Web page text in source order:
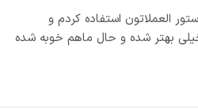
العملاتون استفاده کردم و
بهتر شده و حال ماهم خوبه شده